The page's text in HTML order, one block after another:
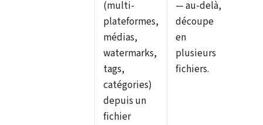
(multi-
plateformes,
médias,
watermarks,
tags,
catégories)
depuis un
fichier
— au-delà,
découpe
en
plusieurs
fichiers.